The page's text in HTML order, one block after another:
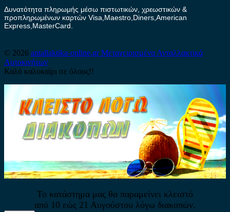
Δυνατότητα πληρωμής μέσω πιστωτικών, χρεωστικών &
προπληρωμένων καρτών Visa,Maestro,Diners,American
Express,MasterCard.
© 2026 antallaktika-online.grΜεταχειρισμένα Ανταλλακτικά
Αυτοκινήτων
Καλό καλοκαίρι σε όλους!!
Το κατάστημα μας θα παραμείνει κλειστό
από 10 εώς 21 Αυγούστου λόγω διακοπών.